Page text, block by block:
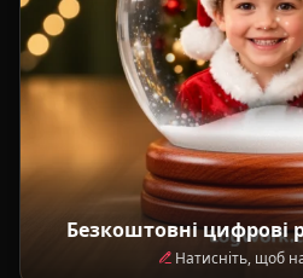
Безкоштовні цифрові
Натисніть, щоб